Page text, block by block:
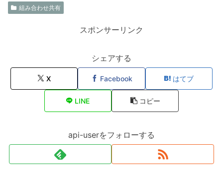
組み合わせ共有
スポンサーリンク
シェアする
X Facebook はてブ
LINE コピー
api-userをフォローする